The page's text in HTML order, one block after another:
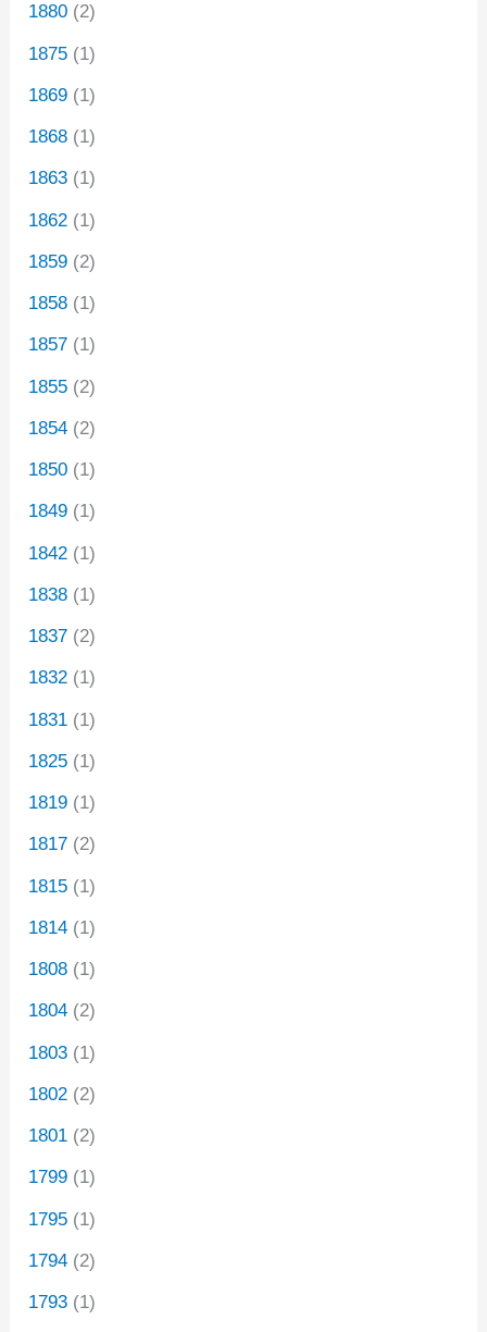
1880 (2)
1875 (1)
1869 (1)
1868 (1)
1863 (1)
1862 (1)
1859 (2)
1858 (1)
1857 (1)
1855 (2)
1854 (2)
1850 (1)
1849 (1)
1842 (1)
1838 (1)
1837 (2)
1832 (1)
1831 (1)
1825 (1)
1819 (1)
1817 (2)
1815 (1)
1814 (1)
1808 (1)
1804 (2)
1803 (1)
1802 (2)
1801 (2)
1799 (1)
1795 (1)
1794 (2)
1793 (1)